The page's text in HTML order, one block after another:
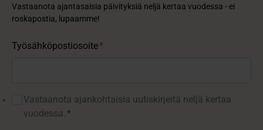
Vastaanota ajantasaisia päivityksiä neljä kertaa vuodessa - ei
roskapostia, lupaamme!
Työsähköpostiosoite*
Vastaanota ajankohtaisia ​​uutiskirjeitä neljä kertaa
vuodessa. *